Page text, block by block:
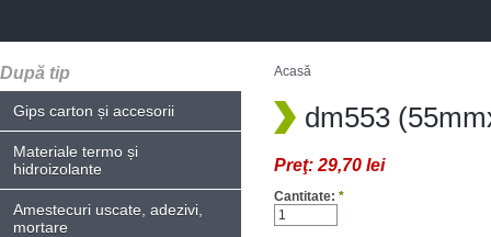
După tip
Gips carton și accesorii
Materiale termo și
hidroizolante
Amestecuri uscate, adezivi,
mortare
Acasă
dm553
Preţ: 29,70 lei
Cantitate: *